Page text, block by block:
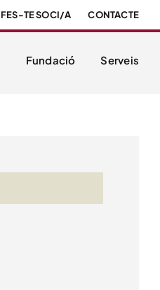
FES-TE SOCI/A CONTACTE
Fundació Serveis